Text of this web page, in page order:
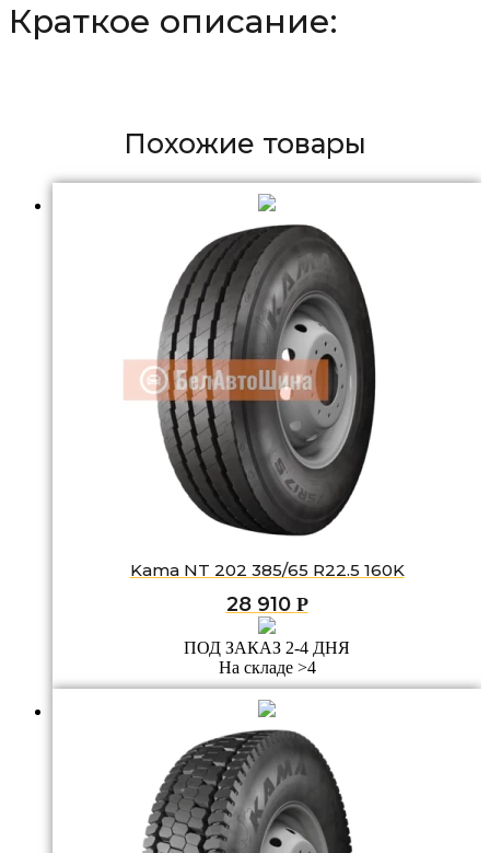
Краткое описание:
Похожие товары
Kama NT 202 385/65 R22.5 160K
28 910 Р
ПОД ЗАКАЗ 2-4 ДНЯ
На складе >4